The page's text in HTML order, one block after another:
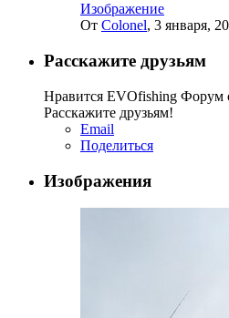
Изображение
От Colonel, 3 января,
Расскажите друзьям
Нравится EVOfishing Форум
Расскажите друзьям!
Email
Поделиться
Изображения